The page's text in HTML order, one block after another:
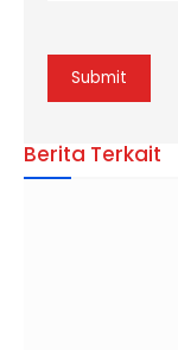
Berita Terkait